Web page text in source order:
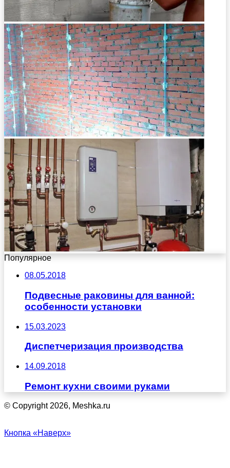
Популярное
08.05.2018
Подвесные раковины для ванной:
особенности установки
15.03.2023
Диспетчеризация производства
14.09.2018
Ремонт кухни своими руками
© Copyright 2026, Meshka.ru
Кнопка «Наверх»